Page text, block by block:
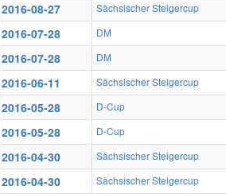
2016-08-27 Sächsischer Steigercup
2016-07-28 DM
2016-07-28 DM
2016-06-11 Sächsischer Steigercup
2016-05-28 D-Cup
2016-05-28 D-Cup
2016-04-30 Sächsischer Steigercup
2016-04-30 Sächsischer Steigercup